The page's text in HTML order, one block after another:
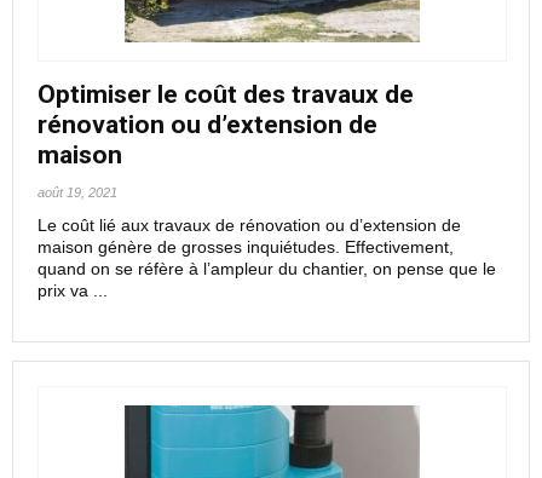
Optimiser le coût des travaux de
rénovation ou d’extension de
maison
août 19, 2021
Le coût lié aux travaux de rénovation ou d’extension de
maison génère de grosses inquiétudes. Effectivement,
quand on se réfère à l’ampleur du chantier, on pense que le
prix va ...